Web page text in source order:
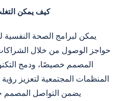
كيف يمكن
يمكن لبرامج الصحة النفسية
حواجز الوصول من خلال
المصمم خصيصًا، ودمج
المنظمات المجتمعية لتعزيز
يضمن التواصل المصمم